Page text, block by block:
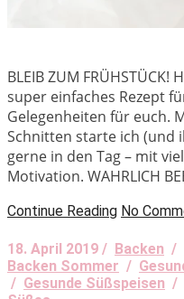
BLEIB ZUM FRÜHSTÜCK!
super einfaches Rezept
Gelegenheiten für euch.
Schnitten starte ich (und
gerne in den Tag – mit
Motivation. WAHRLICH
Continue Reading No
18. April 2019 / Backen /
Backen Sommer /
/ Gesunde Süßspeisen /